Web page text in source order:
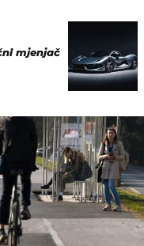
mjenjač